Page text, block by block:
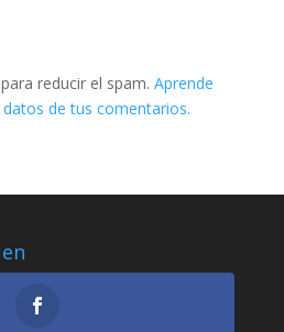
reducir el spam. Aprende
de tus comentarios.